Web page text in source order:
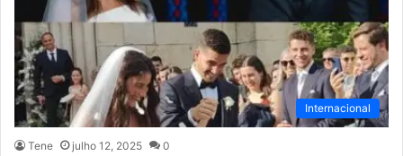
Internacional
Tene julho 12, 2025 0